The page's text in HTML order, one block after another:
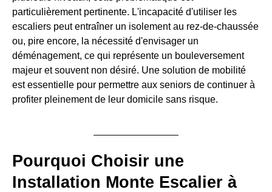
particulièrement pertinente. L'incapacité d'utiliser les
escaliers peut entraîner un isolement au rez-de-chaussée
ou, pire encore, la nécessité d'envisager un
déménagement, ce qui représente un bouleversement
majeur et souvent non désiré. Une solution de mobilité
est essentielle pour permettre aux seniors de continuer à
profiter pleinement de leur domicile sans risque.
Pourquoi Choisir une
Installation Monte Escalier à